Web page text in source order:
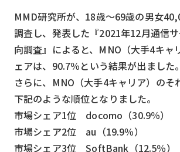
MMD研究所が、18歳〜69歳の男女
調査し、発表した『2021年12月通信
向調査』によると、MNO（大手4キャ
ェアは、90.7％という結果が出ました。
さらに、MNO（大手4キャリア）のそ
下記のような順位となりました。
市場シェア1位 docomo（30.9％）
市場シェア2位 au（19.9％）
市場シェア3位 SoftBank（12.5％）